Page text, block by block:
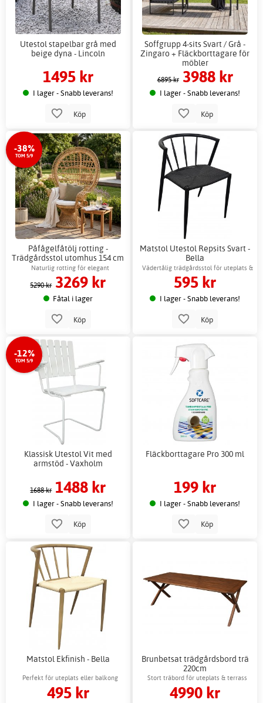
Utestol stapelbar grå med
beige dyna - Lincoln
1495 kr
I lager - Snabb leverans!
Köp
Soffgrupp 4-sits Svart / Grå -
Zingaro + Fläckborttagare för
möbler
6895 kr 3988 kr
I lager - Snabb leverans!
Köp
-38%
TOM 5/9
Påfågelfåtölj rotting -
Trädgårdsstol utomhus 154 cm
Naturlig rotting för elegant
utomhusmiljö
5290 kr 3269 kr
Fåtal i lager
Köp
Matstol Utestol Repsits Svart -
Bella
Vädertålig trädgårdsstol för uteplats &
balkong
595 kr
I lager - Snabb leverans!
Köp
-12%
TOM 5/9
Klassisk Utestol Vit med
armstöd - Vaxholm
1688 kr 1488 kr
I lager - Snabb leverans!
Köp
Fläckborttagare Pro 300 ml
199 kr
I lager - Snabb leverans!
Köp
Matstol Ekfinish - Bella
Perfekt för uteplats eller balkong
495 kr
Brunbetsat trädgårdsbord trä
220cm
Stort träbord för uteplats & terrass
4990 kr